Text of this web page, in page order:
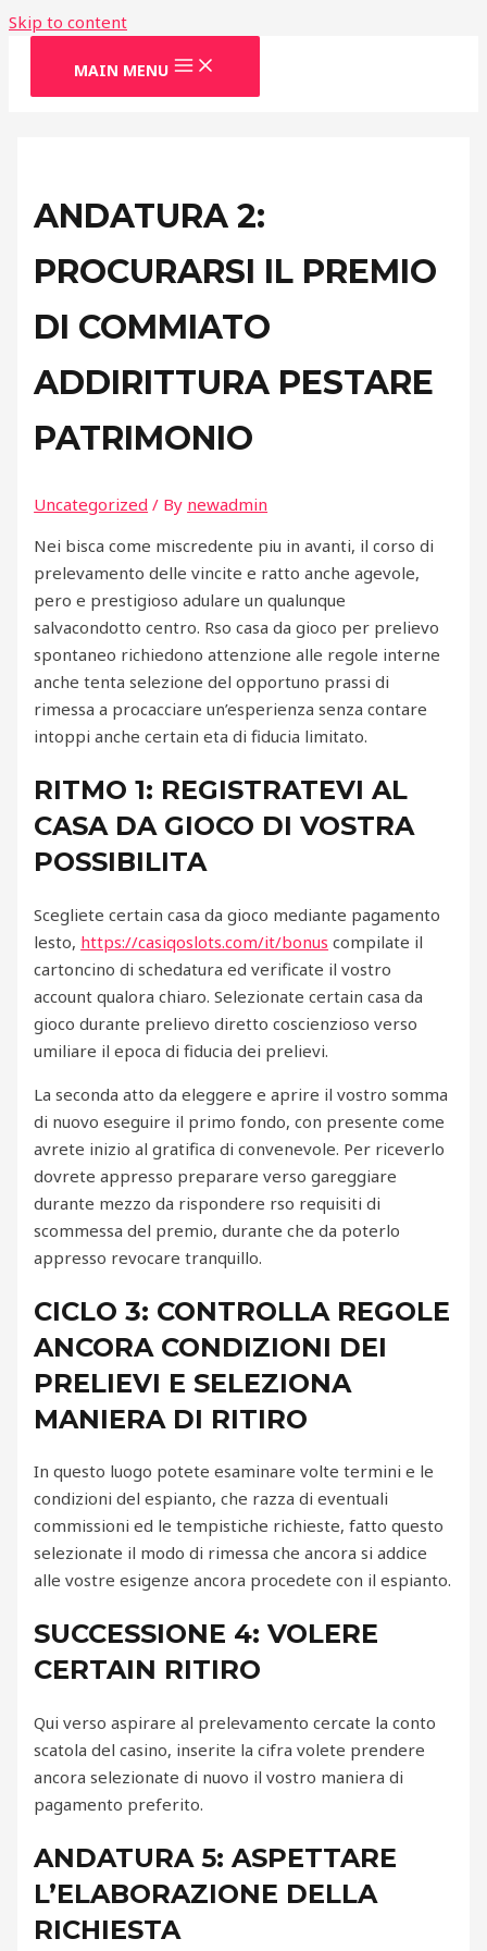
Skip to content
MAIN MENU
ANDATURA 2:
PROCURARSI IL PREMIO
DI COMMIATO
ADDIRITTURA PESTARE
PATRIMONIO
Uncategorized / By newadmin
Nei bisca come miscredente piu in avanti, il corso di
prelevamento delle vincite e ratto anche agevole,
pero e prestigioso adulare un qualunque
salvacondotto centro. Rso casa da gioco per prelievo
spontaneo richiedono attenzione alle regole interne
anche tenta selezione del opportuno prassi di
rimessa a procacciare un’esperienza senza contare
intoppi anche certain eta di fiducia limitato.
RITMO 1: REGISTRATEVI AL
CASA DA GIOCO DI VOSTRA
POSSIBILITA
Scegliete certain casa da gioco mediante pagamento
lesto, https://casiqoslots.com/it/bonus compilate il
cartoncino di schedatura ed verificate il vostro
account qualora chiaro. Selezionate certain casa da
gioco durante prelievo diretto coscienzioso verso
umiliare il epoca di fiducia dei prelievi.
La seconda atto da eleggere e aprire il vostro somma
di nuovo eseguire il primo fondo, con presente come
avrete inizio al gratifica di convenevole. Per riceverlo
dovrete appresso preparare verso gareggiare
durante mezzo da rispondere rso requisiti di
scommessa del premio, durante che da poterlo
appresso revocare tranquillo.
CICLO 3: CONTROLLA REGOLE
ANCORA CONDIZIONI DEI
PRELIEVI E SELEZIONA
MANIERA DI RITIRO
In questo luogo potete esaminare volte termini e le
condizioni del espianto, che razza di eventuali
commissioni ed le tempistiche richieste, fatto questo
selezionate il modo di rimessa che ancora si addice
alle vostre esigenze ancora procedete con il espianto.
SUCCESSIONE 4: VOLERE
CERTAIN RITIRO
Qui verso aspirare al prelevamento cercate la conto
scatola del casino, inserite la cifra volete prendere
ancora selezionate di nuovo il vostro maniera di
pagamento preferito.
ANDATURA 5: ASPETTARE
L’ELABORAZIONE DELLA
RICHIESTA